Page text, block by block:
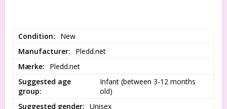
Condition
New
Manufacturer
Pledd.net
Mærke
Pledd.net
Suggested age
group
Infant (between 3-12 months
old)
Suggested gender
Unisex